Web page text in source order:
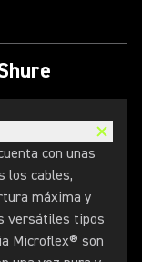
con unas
los cables,
máxima y
versátiles tipos
Microflex® son